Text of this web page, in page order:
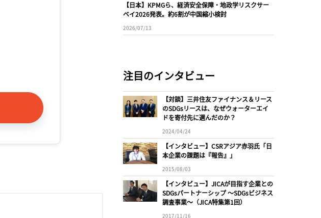
【日本】KPMGら、経済安全保障・地政学リスクサー
ベイ2026発表。約6割が中国縮小検討
2026/07/13
注目のインタビュー
【対談】三井住友ファイナンス＆リース
のSDGsリースは、なぜウォーターエイ
ドを寄付先に選んだのか？
2024/04/24
【インタビュー】CSRアジア赤羽氏「日
本企業の課題は『報告』」
2015/08/03
【インタビュー】JICAが目指す企業との
SDGsパートナーシップ 〜SDGsビジネス
調査事業〜（JICA特集第1回）
2017/11/16